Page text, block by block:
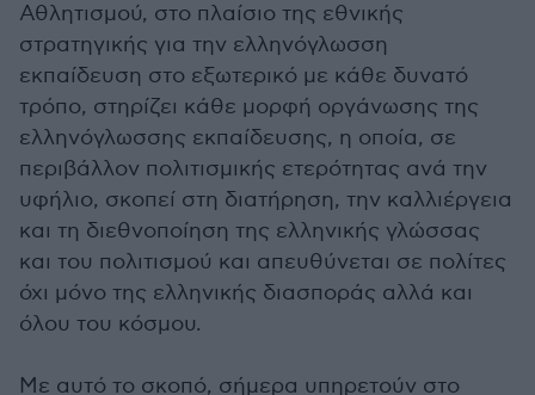
Αθλητισμού, στο πλαίσιο της εθνικής
στρατηγικής για την ελληνόγλωσση
εκπαίδευση στο εξωτερικό με κάθε δυνατό
τρόπο, στηρίζει κάθε μορφή οργάνωσης της
ελληνόγλωσσης εκπαίδευσης, η οποία, σε
περιβάλλον πολιτισμικής ετερότητας ανά την
υφήλιο, σκοπεί στη διατήρηση, την καλλιέργεια
και τη διεθνοποίηση της ελληνικής γλώσσας
και του πολιτισμού και απευθύνεται σε πολίτες
όχι μόνο της ελληνικής διασποράς αλλά και
όλου του κόσμου.
Με αυτό το σκοπό, σήμερα υπηρετούν στο